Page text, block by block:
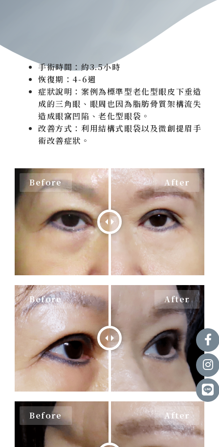
手術時間：約3.5小時
恢復期：4-6週
症狀說明：案例為標準型老化型眼皮下垂造
成的三角眼、眼周也因為脂肪骨質架構流失
造成眼窩凹陷、老化型眼袋。
改善方式：利用結構式眼袋以及微創提眉手
術改善症狀。